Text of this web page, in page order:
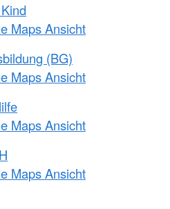
Maps Ansicht
(BG)
Maps Ansicht
Maps Ansicht
Maps Ansicht